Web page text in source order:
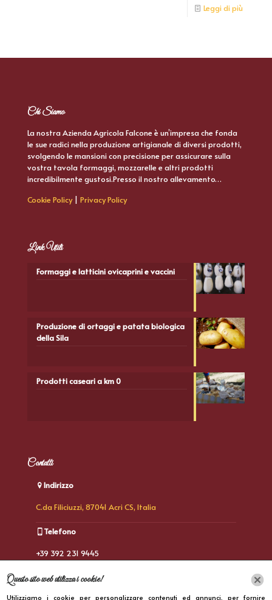
Leggi di più
Chi Siamo
La nostra Azienda Agricola Falcone è un’impresa che fonda
le sue radici nella produzione artigianale di diversi prodotti,
svolgendo le mansioni con precisione per assicurare sulla
vostra tavola formaggi, mozzarelle e altri prodotti
incredibilmente gustosi.Presso il nostro allevamento…
Cookie Policy| Privacy Policy
Link Utili
Formaggi e latticini ovicaprini e vaccini
Produzione di ortaggi e patata biologica
della Sila
Prodotti caseari a km 0
Contatti
Indirizzo
C.da Filiciuzzi, 87041 Acri CS, Italia
Telefono
+39 392 231 9445
E-Mail
Questo sito web utilizza i cookie!
Utilizziamo i cookie per personalizzare contenuti ed annunci, per fornire